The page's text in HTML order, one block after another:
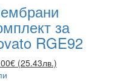
за
RGE92
(25.43лв.)